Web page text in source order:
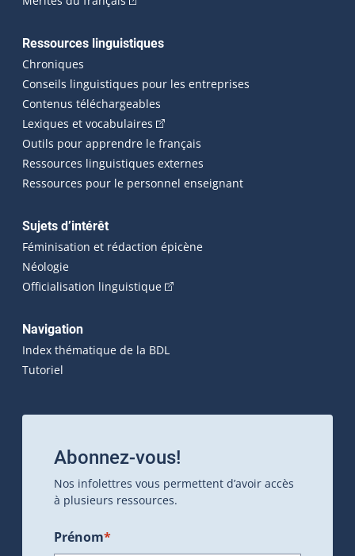
Ressources linguistiques
Chroniques
Conseils linguistiques pour les entreprises
Contenus téléchargeables
Lexiques et vocabulaires (Cet hyperlien externe s'ouvrira
Outils pour apprendre le français
Ressources linguistiques externes
Ressources pour le personnel enseignant
Sujets d’intérêt
Féminisation et rédaction épicène
Néologie
Officialisation linguistique(Cet hyperlien externe s'ouvrira
Navigation
Index thématique de la BDL
Tutoriel
Abonnez-vous!
Nos infolettres vous permettent d’avoir accès
à plusieurs ressources.
Prénom*